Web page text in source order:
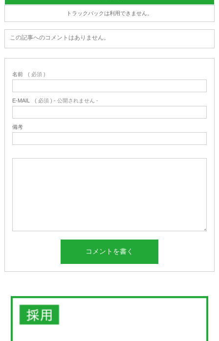
トラックバックは利用できません。
この記事へのコメントはありません。
名前 ( 必須 )
E-MAIL ( 必須 ) - 公開されません -
備考